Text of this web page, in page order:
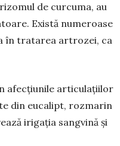
de curcuma, au
Există numeroase
în tratarea artrozei, ca
afecțiunile articulațiilor
din eucalipt, rozmarin
irigația sangvină și